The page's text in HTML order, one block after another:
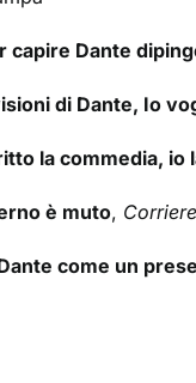
capire Dante
di Dante, Io
la commedia, io
è muto,
come un